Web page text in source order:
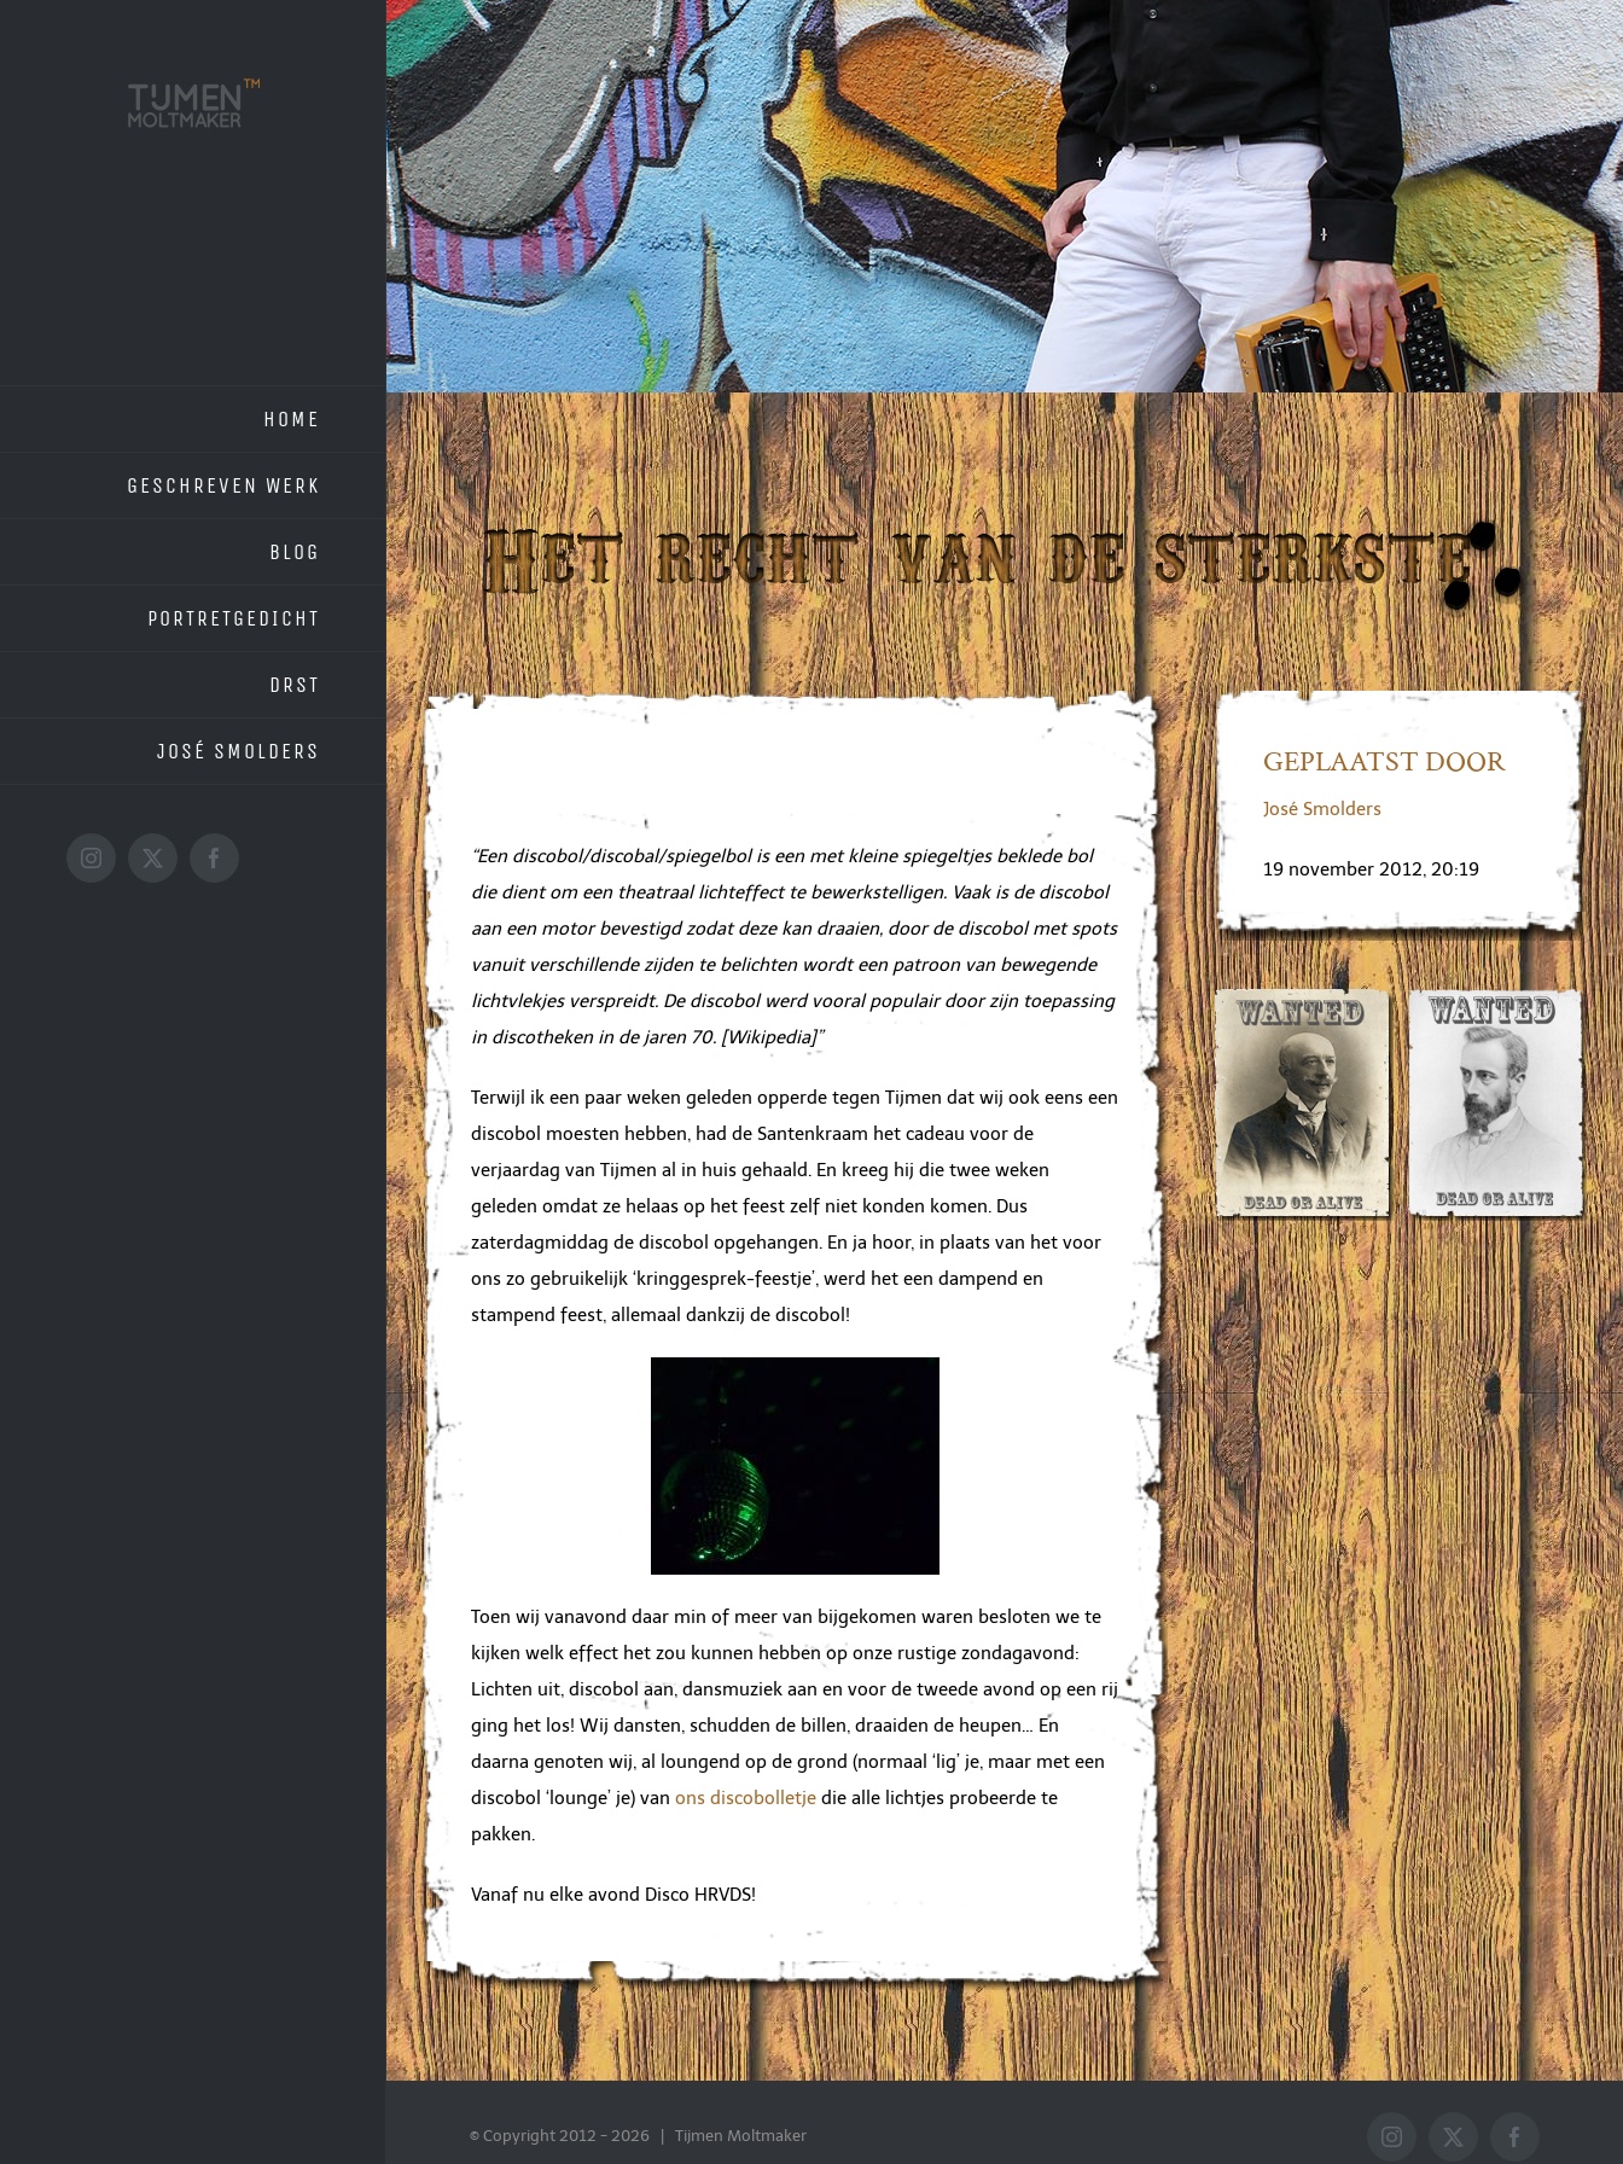
HOME
GESCHREVEN WERK
BLOG
PORTRETGEDICHT
DRST
JOSÉ SMOLDERS
Instagram
X Facebook
“Een discobol/discobal/spiegelbol is een met kleine spiegeltjes beklede bol
die dient om een theatraal lichteffect te bewerkstelligen. Vaak is de discobol
aan een motor bevestigd zodat deze kan draaien, door de discobol met spots
vanuit verschillende zijden te belichten wordt een patroon van bewegende
lichtvlekjes verspreidt. De discobol werd vooral populair door zijn toepassing
in discotheken in de jaren 70. [Wikipedia]”
Terwijl ik een paar weken geleden opperde tegen Tijmen dat wij ook eens een
discobol moesten hebben, had de Santenkraam het cadeau voor de
verjaardag van Tijmen al in huis gehaald. En kreeg hij die twee weken
geleden omdat ze helaas op het feest zelf niet konden komen. Dus
zaterdagmiddag de discobol opgehangen. En ja hoor, in plaats van het voor
ons zo gebruikelijk ‘kringgesprek-feestje’, werd het een dampend en
stampend feest, allemaal dankzij de discobol!
Toen wij vanavond daar min of meer van bijgekomen waren besloten we te
kijken welk effect het zou kunnen hebben op onze rustige zondagavond:
Lichten uit, discobol aan, dansmuziek aan en voor de tweede avond op een rij
ging het los! Wij dansten, schudden de billen, draaiden de heupen… En
daarna genoten wij, al loungend op de grond (normaal ‘lig’ je, maar met een
discobol ‘lounge’ je) van ons discobolletje die alle lichtjes probeerde te
pakken.
Vanaf nu elke avond Disco HRVDS!
GEPLAATST DOOR
José Smolders
19 november 2012, 20:19
© Copyright 2012 - 2026 | Tijmen Moltmaker Instagram
X Facebook